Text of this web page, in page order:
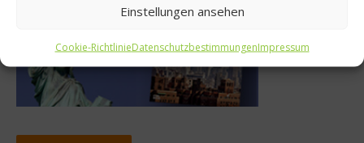
Einstellungen ansehen
Cookie-RichtlinieDatenschutzbestimmungenImpressum